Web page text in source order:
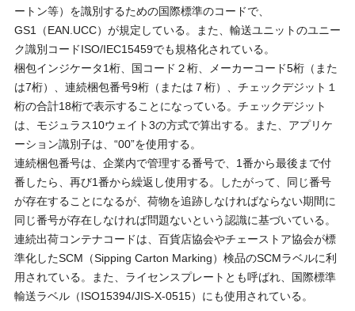
ートン等）を識別するための国際標準のコードで、
GS1（EAN.UCC）が規定している。また、輸送ユニットのユニー
ク識別コードISO/IEC15459でも規格化されている。
梱包インジケータ1桁、国コード２桁、メーカーコード5桁（また
は7桁）、連続梱包番号9桁（または７桁）、チェックデジット１
桁の合計18桁で表示することになっている。チェックデジット
は、モジュラス10ウェイト3の方式で算出する。また、アプリケ
ーション識別子は、“00”を使用する。
連続梱包番号は、企業内で管理する番号で、1番から最後まで付
番したら、再び1番から繰返し使用する。したがって、同じ番号
が存在することになるが、荷物を追跡しなければならない期間に
同じ番号が存在しなければ問題ないという認識に基づいている。
連続出荷コンテナコードは、百貨店協会やチェーストア協会が標
準化したSCM（Sipping Carton Marking）検品のSCMラベルに利
用されている。また、ライセンスプレートとも呼ばれ、国際標準
輸送ラベル（ISO15394/JIS-X-0515）にも使用されている。